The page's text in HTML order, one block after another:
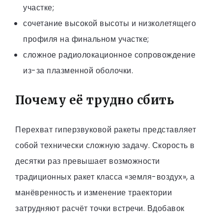
участке;
сочетание высокой высоты и низколетящего
профиля на финальном участке;
сложное радиолокационное сопровождение
из-за плазменной оболочки.
Почему её трудно сбить
Перехват гиперзвуковой ракеты представляет
собой технически сложную задачу. Скорость в
десятки раз превышает возможности
традиционных ракет класса «земля-воздух», а
манёвренность и изменение траектории
затрудняют расчёт точки встречи. Вдобавок